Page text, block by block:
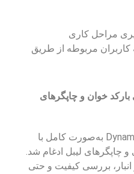
مراحل کاری
مربوطه از طریق
بارکد خوان و چاپگرهای
در این پروژه، سیستم Dynamics ۳۶۵ به‌صورت کامل با
چاپگرهای لیبل ادغام شد.
انبار، بررسی کیفیت و حتی